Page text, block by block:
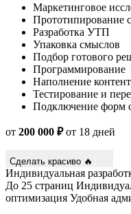
Маркетинговое
Прототипирование
Разработка УТП
Упаковка смыслов
Подбор готового
Программирование
Наполнение
Тестирование и
Подключение форм
от 200 000 ₽от 18 дней
Сделать красиво 🔥
Индивидуальная
До 25 страниц
оптимизация Удобная